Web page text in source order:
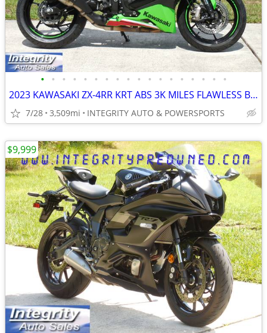
• • • • • • • • • • • • • • • • • •
2023 KAWASAKI ZX-4RR KRT ABS 3K MILES FLAWLESS BIKE NO BS DEALER FEES!
7/28 3,509mi INTEGRITY AUTO & POWERSPORTS
$9,999